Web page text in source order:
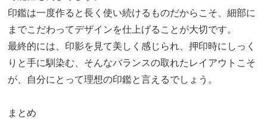
印鑑は一度作ると長く使い続けるものだからこそ、細部に
までこだわってデザインを仕上げることが大切です。
最終的には、印影を見て美しく感じられ、押印時にしっく
りと手に馴染む、そんなバランスの取れたレイアウトこそ
が、自分にとって理想の印鑑と言えるでしょう。
まとめ